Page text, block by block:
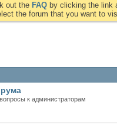
out the FAQ by clicking the link
the forum that you want to
к администраторам